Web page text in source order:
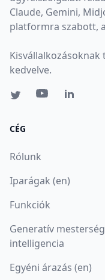
Claude, Gemini,
platformra szabott,
Kisvállalkozásoknak
kedvelve.
CÉG
Rólunk
Iparágak (en)
Funkciók
Generatív
intelligencia
Egyéni árazás (en)